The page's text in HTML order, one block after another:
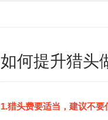
如何提升猎头
1.猎头费要适当，建议不要